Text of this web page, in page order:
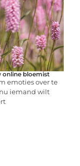
online bloemist
emoties over te
iemand wilt